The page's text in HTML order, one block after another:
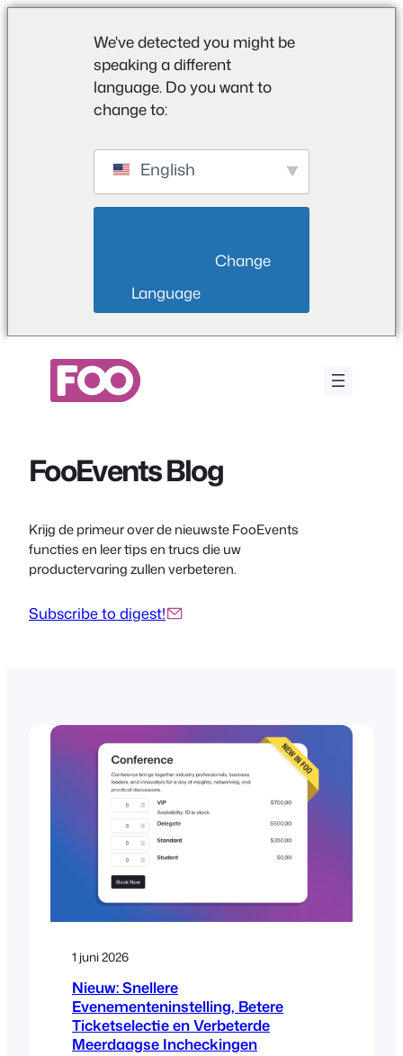
We've detected you might be
speaking a different
language. Do you want to
change to:
English
Language
FooEvents Blog
Krijg de primeur over de nieuwste FooEvents
functies en leer tips en trucs die uw
productervaring zullen verbeteren.
Subscribe to digest!
1 juni 2026
Nieuw: Snellere
Evenementeninstelling, Betere
Ticketselectie en Verbeterde
Meerdaagse Incheckingen